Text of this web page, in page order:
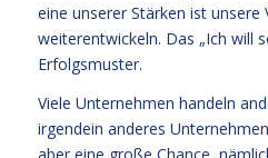
eine unserer Stärken ist
weiterentwickeln. Das „Ich will
Erfolgsmuster.
Viele Unternehmen handeln
irgendein anderes